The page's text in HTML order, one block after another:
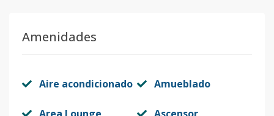
Amenidades
Aire acondicionado Amueblado